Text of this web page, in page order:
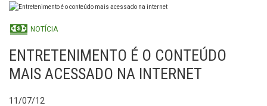
NOTÍCIA
ENTRETENIMENTO É O CONTEÚDO
MAIS ACESSADO NA INTERNET
11/07/12